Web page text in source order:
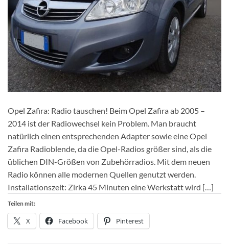
Opel Zafira: Radio tauschen! Beim Opel Zafira ab 2005 –
2014 ist der Radiowechsel kein Problem. Man braucht
natürlich einen entsprechenden Adapter sowie eine Opel
Zafira Radioblende, da die Opel-Radios größer sind, als die
üblichen DIN-Größen von Zubehörradios. Mit dem neuen
Radio können alle modernen Quellen genutzt werden.
Installationszeit: Zirka 45 Minuten eine Werkstatt wird […]
Teilen mit:
X Facebook Pinterest